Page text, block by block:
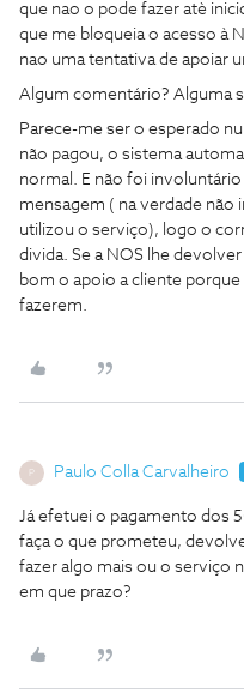
que nao o pode fazer atè
que me bloqueia o acesso à
nao uma tentativa de apoiar
Algum comentário? Alguma
Parece-me ser o esperado
não pagou, o sistema
normal. E não foi
mensagem ( na verdade
utilizou o serviço), logo o
divida. Se a NOS lhe
bom o apoio a cliente
fazerem.
Paulo Colla Carvalheiro
Já efetuei o pagamento dos
faça o que prometeu,
fazer algo mais ou o serviço
em que prazo?